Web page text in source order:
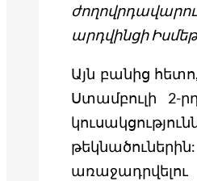
արդվինցի
Այն բանից
Ստամբուլի 2-